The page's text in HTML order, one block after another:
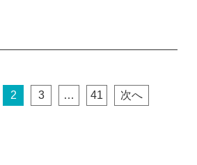
2 3 … 41 次へ